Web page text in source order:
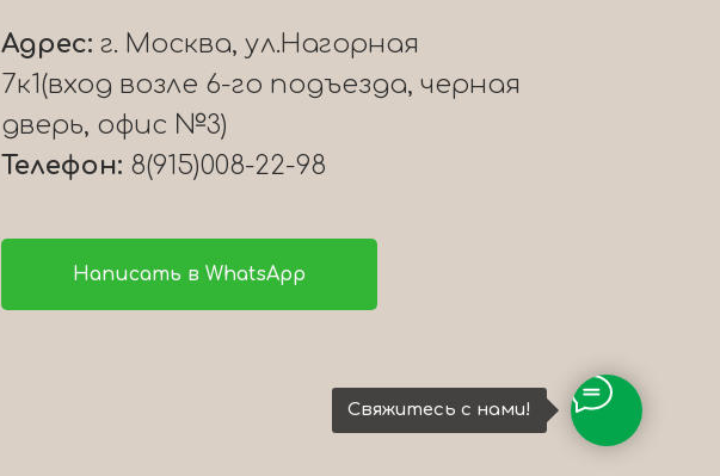
Свяжитесь с нами!
Адрес: г. Москва, ул.Нагорная
7к1(вход возле 6-го подъезда, черная
дверь, офис №3)
Телефон: 8(915)008-22-98
Написать в WhatsApp